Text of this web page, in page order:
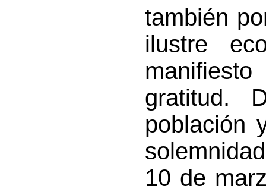
también
ilustre
gratitud.
población
10 de